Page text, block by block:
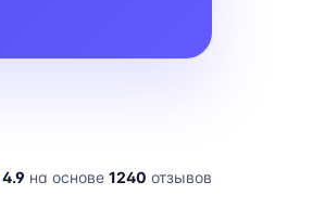
4.9 на основе 1240 отзывов